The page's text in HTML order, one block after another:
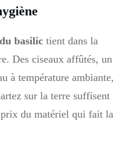
basilic tient dans la
Des ciseaux affûtés, un
à température ambiante,
sur la terre suffisent
prix du matériel qui fait la